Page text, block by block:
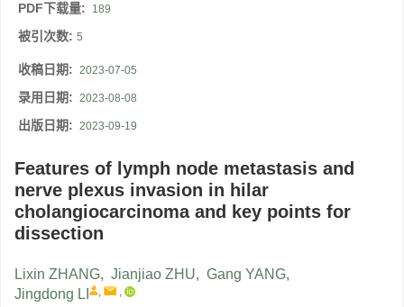
PDF下载量: 189
被引次数: 5
收稿日期: 2023-07-05
录用日期: 2023-08-08
出版日期: 2023-09-19
Features of lymph node metastasis and
nerve plexus invasion in hilar
cholangiocarcinoma and key points for
dissection
Lixin ZHANG, Jianjiao ZHU, Gang YANG,
Jingdong LI
, ,